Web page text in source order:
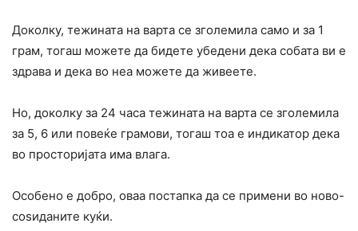
Доколку, тежината на варта се зголемила само и за 1
грам, тогаш можете да бидете убедени дека собата ви е
здрава и дека во неа можете да живеете.
Но, доколку за 24 часа тежината на варта се зголемила
за 5, 6 или повеќе грамови, тогаш тоа е индикатор дека
во просторијата има влага.
Особено е добро, оваа постапка да се примени во ново-
соѕиданите куќи.